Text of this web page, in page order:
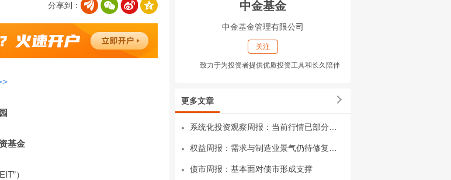
分享到：
基金
）
中金基金
中金基金管理有限公司
关注
致力于为投资者提供优质投资工具和长久陪伴
更多文章
债市周报：基本面对债市形成支撑